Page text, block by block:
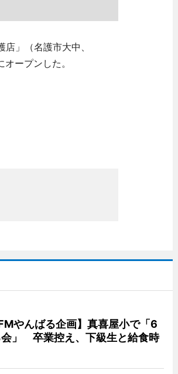
」（名護市大中、
ープンした。
やんばる企画】真喜屋小で「6
」 卒業控え、下級生と給食時